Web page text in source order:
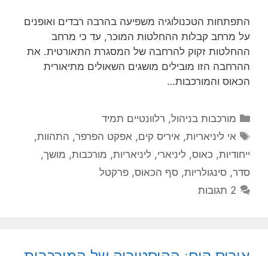
התפתחות הטכנולוגיה משפיעה בהרבה רבדים ואופנים
על מרחב קבלות ההחלטות המוכר, עד כי מרחב
ההחלטות זקוק להרחבה של המסגרת התאורטית. את
ההרחבה הזו מובילים מושגים השאולים מתיאורית
הכאוס והמורכבות…
קטגוריות
מורכבות בניהול, רלוונטיים תמיד
תגיות
אי ליניאריות, איריס קים, אפקט הפרפר, התהוות,
ייחודיות, כאוס, ליניארי, ליניאריות, מורכבות, מושך,
סדר, סינגולריות, סף הכאוס, פרקטל
2 תגובות